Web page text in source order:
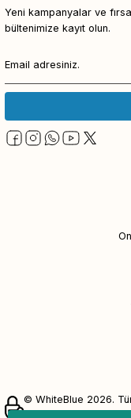
Yeni kampanyalar ve
bültenimize kayıt olun.
© WhiteBlue 2026.
256bit SSL